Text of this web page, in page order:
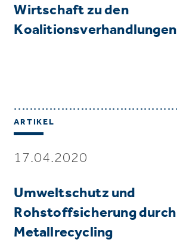
Wirtschaft zu den
Koalitionsverhandlungen
ARTIKEL
17.04.2020
Umweltschutz und
Rohstoffsicherung durch
Metallrecycling